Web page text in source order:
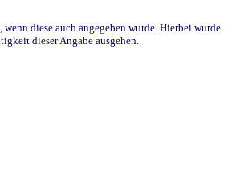
diese auch angegeben wurde. Hierbei wurde
dieser Angabe ausgehen.